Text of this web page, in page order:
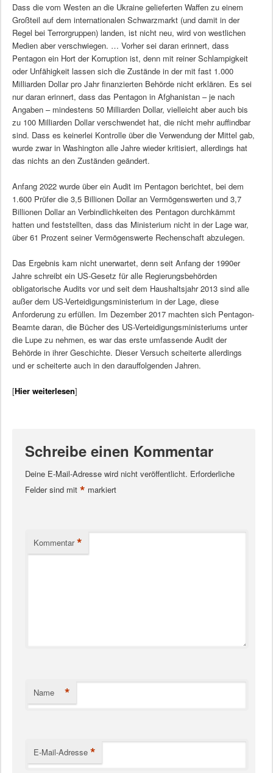
Dass die vom Westen an die Ukraine gelieferten Waffen zu einem
Großteil auf dem internationalen Schwarzmarkt (und damit in der
Regel bei Terrorgruppen) landen, ist nicht neu, wird von westlichen
Medien aber verschwiegen. … Vorher sei daran erinnert, dass
Pentagon ein Hort der Korruption ist, denn mit reiner Schlampigkeit
oder Unfähigkeit lassen sich die Zustände in der mit fast 1.000
Milliarden Dollar pro Jahr finanzierten Behörde nicht erklären. Es sei
nur daran erinnert, dass das Pentagon in Afghanistan – je nach
Angaben – mindestens 50 Milliarden Dollar, vielleicht aber auch bis
zu 100 Milliarden Dollar verschwendet hat, die nicht mehr auffindbar
sind. Dass es keinerlei Kontrolle über die Verwendung der Mittel gab,
wurde zwar in Washington alle Jahre wieder kritisiert, allerdings hat
das nichts an den Zuständen geändert.
Anfang 2022 wurde über ein Audit im Pentagon berichtet, bei dem
1.600 Prüfer die 3,5 Billionen Dollar an Vermögenswerten und 3,7
Billionen Dollar an Verbindlichkeiten des Pentagon durchkämmt
hatten und feststellten, dass das Ministerium nicht in der Lage war,
über 61 Prozent seiner Vermögenswerte Rechenschaft abzulegen.
Das Ergebnis kam nicht unerwartet, denn seit Anfang der 1990er
Jahre schreibt ein US-Gesetz für alle Regierungsbehörden
obligatorische Audits vor und seit dem Haushaltsjahr 2013 sind alle
außer dem US-Verteidigungsministerium in der Lage, diese
Anforderung zu erfüllen. Im Dezember 2017 machten sich Pentagon-
Beamte daran, die Bücher des US-Verteidigungsministeriums unter
die Lupe zu nehmen, es war das erste umfassende Audit der
Behörde in ihrer Geschichte. Dieser Versuch scheiterte allerdings
und er scheiterte auch in den darauffolgenden Jahren.
[Hier weiterlesen]
Schreibe einen Kommentar
Deine E-Mail-Adresse wird nicht veröffentlicht. Erforderliche
Felder sind mit * markiert
Kommentar *
Name *
E-Mail-Adresse *